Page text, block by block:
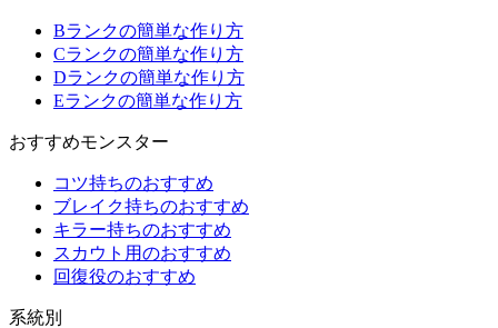
Bランクの簡単な作り方
Cランクの簡単な作り方
Dランクの簡単な作り方
Eランクの簡単な作り方
おすすめモンスター
コツ持ちのおすすめ
ブレイク持ちのおすすめ
キラー持ちのおすすめ
スカウト用のおすすめ
回復役のおすすめ
系統別